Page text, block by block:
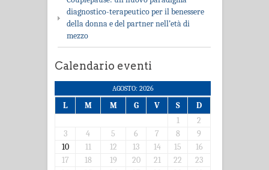
diagnostico-terapeutico per il benessere
della donna e del partner nell’età di
mezzo
Calendario eventi
AGOSTO: 2026
L M M G V S D
1
2
3
4 5 6 7 8
9
10
11 12 13 14 15
16
17
18 19 20 21 22
23